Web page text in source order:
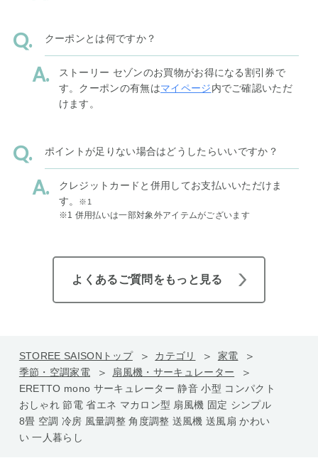
クーポンとは何ですか？
ストーリー セゾンのお買物がお得になる割引券で
す。クーポンの有無はマイページ内でご確認いただ
けます。
ポイントが足りない場合はどうしたらいいですか？
クレジットカードと併用してお支払いいただけま
す。
※1
※1 併用払いは一部対象外アイテムがございます
よくあるご質問をもっと見る
STOREE SAISONトップ カテゴリ
家電
季節・空調家電
扇風機・サーキュレーター
ERETTO mono サーキュレーター 静音 小型 コンパクト
おしゃれ 節電 省エネ マカロン型 扇風機 固定 シンプル
8畳 空調 冷房 風量調整 角度調整 送風機 送風扇 かわい
い 一人暮らし